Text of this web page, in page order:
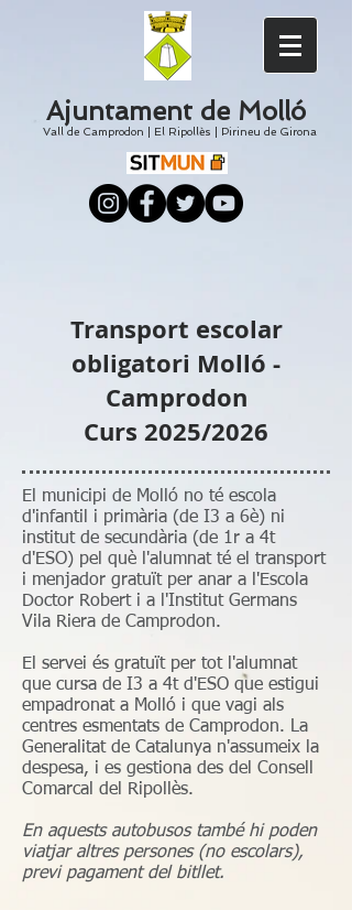
Ajuntament de Molló
Vall de Camprodon El Ripollès Pirineu de Girona
Transport escolar
obligatori Molló -
Camprodon
Curs 2025/2026
El municipi de Molló no té escola
d'infantil i primària (de I3 a 6è) ni
institut de secundària (de 1r a 4t
d'ESO) pel què l'alumnat té el transport
i menjador gratuït per anar a l'Escola
Doctor Robert i a l'Institut Germans
Vila Riera de Camprodon.
El servei és gratuït per tot l'alumnat
que cursa de I3 a 4t d'ESO que estigui
empadronat a Molló i que vagi als
centres esmentats de Camprodon. La
Generalitat de Catalunya n'assumeix la
despesa, i es gestiona des del Consell
Comarcal del Ripollès.
En aquests autobusos també hi poden
viatjar altres persones (no escolars),
previ pagament del bitllet.